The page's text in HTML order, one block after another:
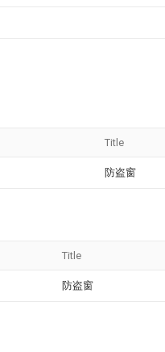
Title
防盗窗
Title
防盗窗